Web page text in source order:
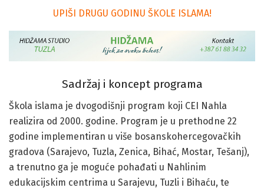
UPIŠI DRUGU GODINU ŠKOLE ISLAMA!
Sadržaj i koncept programa
Škola islama je dvogodišnji program koji CEI Nahla
realizira od 2000. godine. Program je u prethodne 22
godine implementiran u više bosanskohercegovačkih
gradova (Sarajevo, Tuzla, Zenica, Bihać, Mostar, Tešanj),
a trenutno ga je moguće pohađati u Nahlinim
edukacijskim centrima u Sarajevu, Tuzli i Bihaću, te